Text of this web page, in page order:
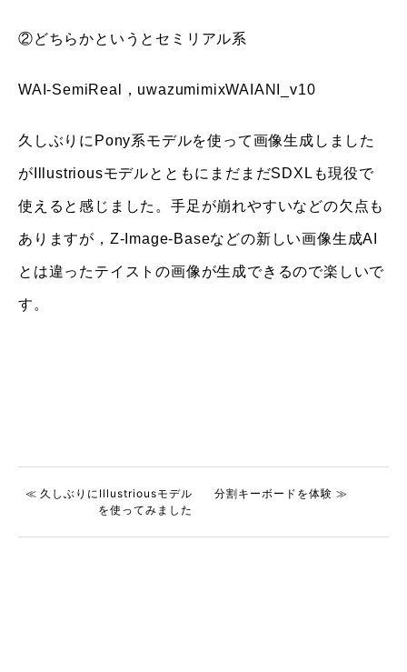
②どちらかというとセミリアル系
WAI-SemiReal，uwazumimixWAIANI_v10
久しぶりにPony系モデルを使って画像生成しました
がIllustriousモデルとともにまだまだSDXLも現役で
使えると感じました。手足が崩れやすいなどの欠点も
ありますが，Z-Image-Baseなどの新しい画像生成AI
とは違ったテイストの画像が生成できるので楽しいで
す。
≪ 久しぶりにIllustriousモデル
を使ってみました
分割キーボードを体験 ≫